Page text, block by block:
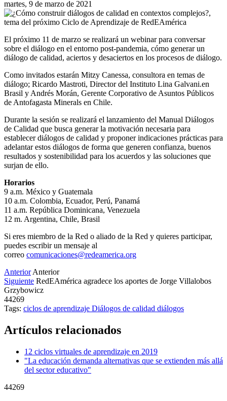
martes, 9 de marzo de 2021
El próximo 11 de marzo se realizará un webinar para conversar
sobre el diálogo en el entorno post-pandemia, cómo generar un
diálogo de calidad, aciertos y desaciertos en los procesos de diálogo.
Como invitados estarán Mitzy Canessa, consultora en temas de
diálogo; Ricardo Mastroti, Director del Instituto Lina Galvani.en
Brasil y Andrés Morán, Gerente Corporativo de Asuntos Públicos
de Antofagasta Minerals en Chile.
Durante la sesión se realizará el lanzamiento del Manual Diálogos
de Calidad que busca generar la motivación necesaria para
establecer diálogos de calidad y proponer indicaciones prácticas para
adelantar estos diálogos de forma que generen confianza, buenos
resultados y sostenibilidad para los acuerdos y las soluciones que
surjan de ello.
Horarios
9 a.m. México y Guatemala
10 a.m. Colombia, Ecuador, Perú, Panamá
11 a.m. República Dominicana, Venezuela
12 m. Argentina, Chile, Brasil
Si eres miembro de la Red o aliado de la Red y quieres participar,
puedes escribir un mensaje al
correo comunicaciones@redeamerica.org
Anterior Anterior
Siguiente RedEAmérica agradece los aportes de Jorge Villalobos
Grzybowicz
44269
Tags: ciclos de aprendizaje Diálogos de calidad diálogos
Artículos relacionados
12 ciclos virtuales de aprendizaje en 2019
"La educación demanda alternativas que se extienden más allá
del sector educativo"
44269